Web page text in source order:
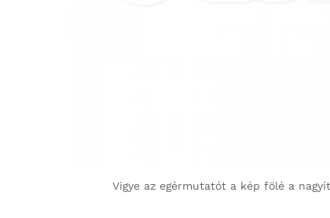
Vigye az egérmutatót a kép fölé a